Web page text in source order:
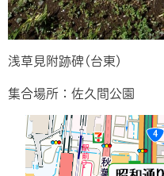
浅草見附跡碑(台東)
集合場所：佐久間公園